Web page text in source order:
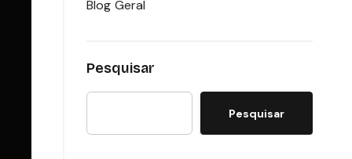
Blog Geral
Pesquisar
Pesquisar